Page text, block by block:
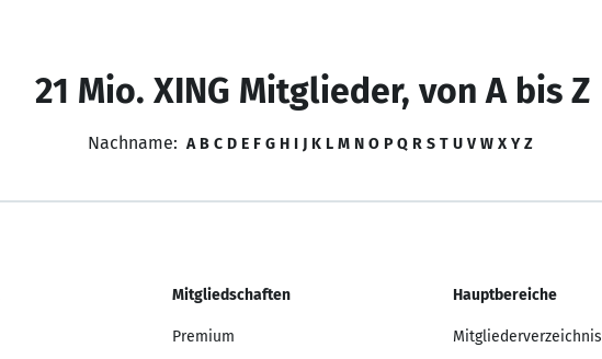
21 Mio. XING Mitglieder, von A bis Z
Nachname: A B C D E F G H I J K L M N O P Q R S T U V W X Y Z
Mitgliedschaften
Premium
Hauptbereiche
Mitgliederverzeichnis